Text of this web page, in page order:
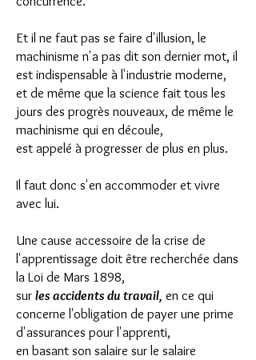
Et il ne faut pas se faire d'illusion, le
machinisme n'a pas dit son dernier mot, il
est indispensable à l'industrie moderne,
et de même que la science fait tous les
jours des progrès nouveaux, de même le
machinisme qui en découle,
est appelé à progresser de plus en plus.
Il faut donc s'en accommoder et vivre
avec lui.
Une cause accessoire de la crise de
l'apprentissage doit être recherchée dans
la Loi de Mars 1898,
sur les accidents du travail, en ce qui
concerne l'obligation de payer une prime
d'assurances pour l'apprenti,
en basant son salaire sur le salaire